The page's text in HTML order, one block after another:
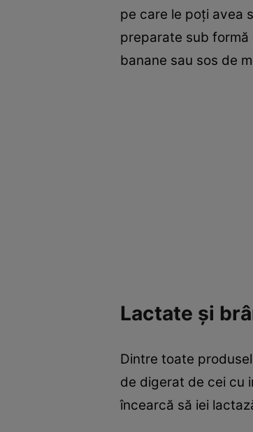
pe care le poţi avea
preparate sub
banane sau sos de
Lactate şi
Dintre toate
de digerat de cei cu
încearcă să iei